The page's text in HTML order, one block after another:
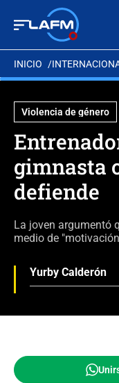
INICIO
Violencia de género
gimnasta
defiende
La joven argumentó
medio de
Yurby Calderón